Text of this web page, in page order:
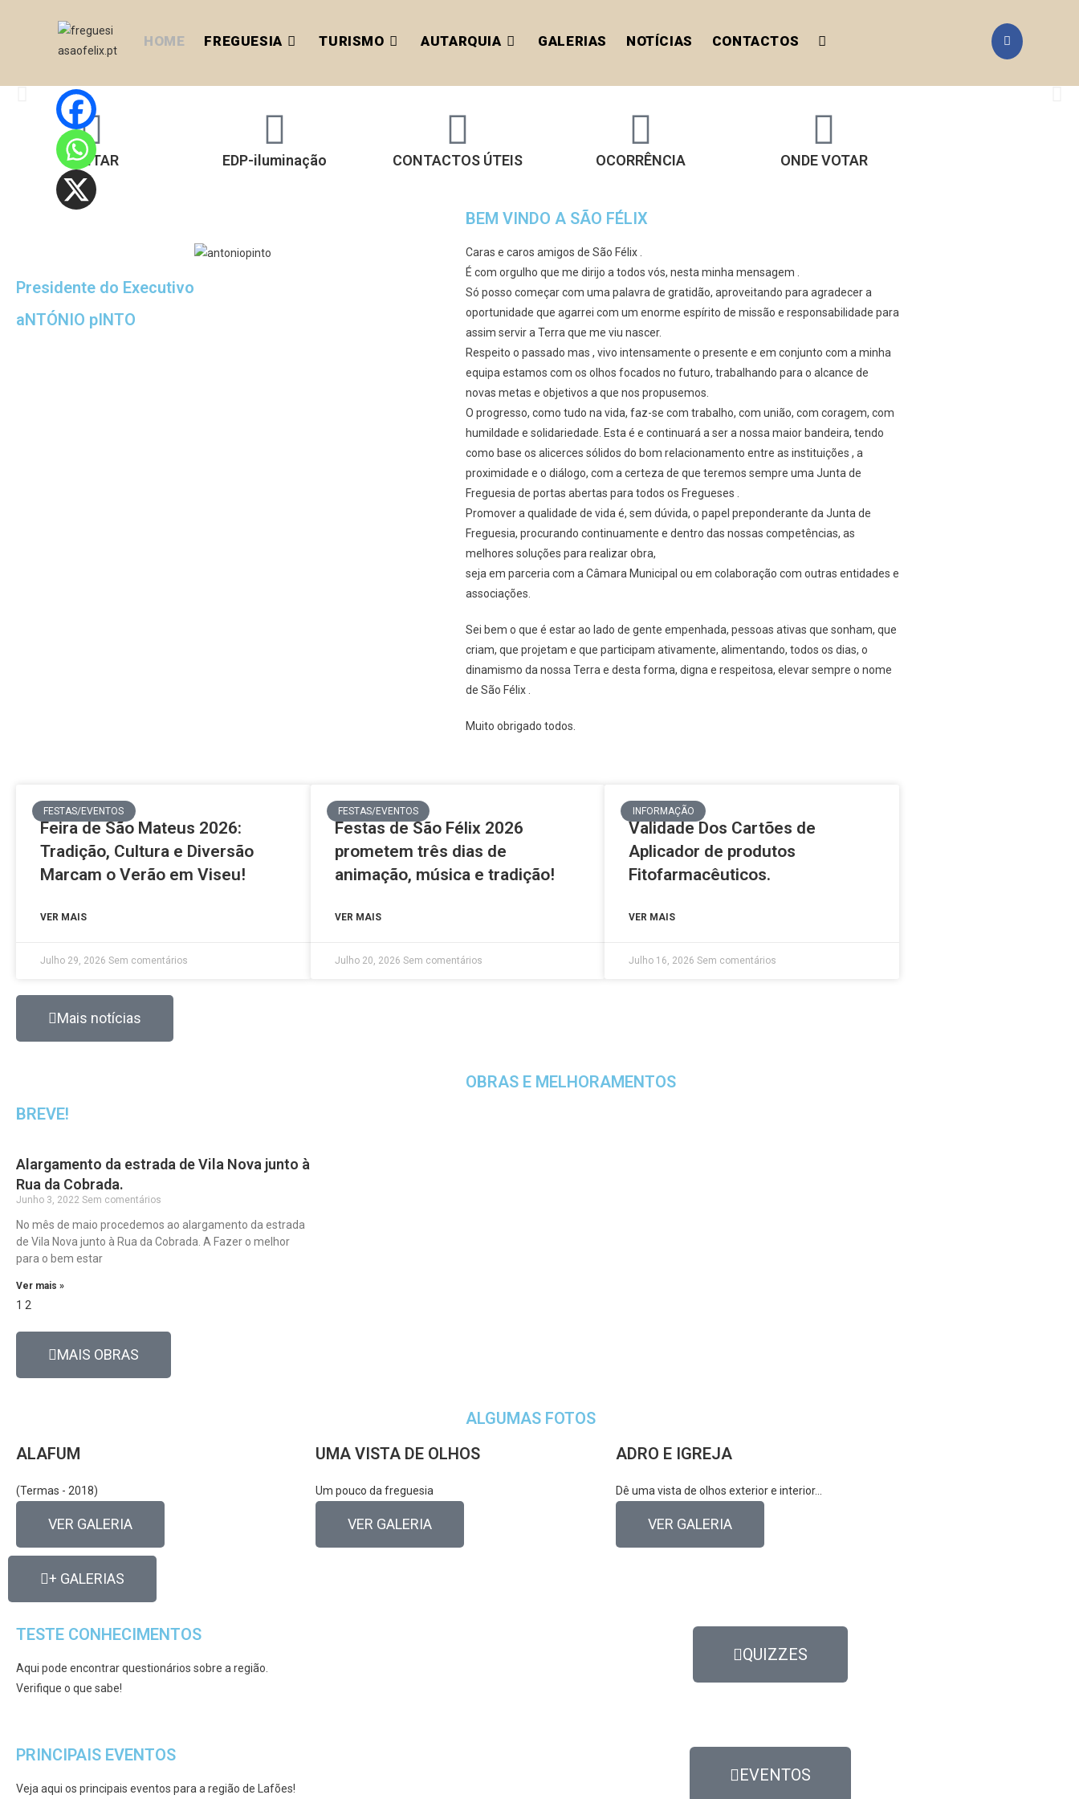
HOME FREGUESIA TURISMO AUTARQUIA GALERIAS NOTÍCIAS CONTACTOS
SÃO FÉLIX
S. Pedro do Sul
VISITAR EDP-iluminação CONTACTOS ÚTEIS OCORRÊNCIA ONDE VOTAR
BEM VINDO A SÃO FÉLIX
Presidente do Executivo
aNTÓNIO pINTO
Caras e caros amigos de São Félix .
É com orgulho que me dirijo a todos vós, nesta minha mensagem .
Só posso começar com uma palavra de gratidão, aproveitando para agradecer a
oportunidade que agarrei com um enorme espírito de missão e responsabilidade para
assim servir a Terra que me viu nascer.
Respeito o passado mas , vivo intensamente o presente e em conjunto com a minha
equipa estamos com os olhos focados no futuro, trabalhando para o alcance de
novas metas e objetivos a que nos propusemos.
O progresso, como tudo na vida, faz-se com trabalho, com união, com coragem, com
humildade e solidariedade. Esta é e continuará a ser a nossa maior bandeira, tendo
como base os alicerces sólidos do bom relacionamento entre as instituições , a
proximidade e o diálogo, com a certeza de que teremos sempre uma Junta de
Freguesia de portas abertas para todos os Fregueses .
Promover a qualidade de vida é, sem dúvida, o papel preponderante da Junta de
Freguesia, procurando continuamente e dentro das nossas competências, as
melhores soluções para realizar obra,
seja em parceria com a Câmara Municipal ou em colaboração com outras entidades e
associações.
Sei bem o que é estar ao lado de gente empenhada, pessoas ativas que sonham, que
criam, que projetam e que participam ativamente, alimentando, todos os dias, o
dinamismo da nossa Terra e desta forma, digna e respeitosa, elevar sempre o nome
de São Félix .
Muito obrigado todos.
FESTAS/EVENTOS
Feira de São Mateus 2026:
Tradição, Cultura e Diversão
Marcam o Verão em Viseu!
VER MAIS
Julho 29, 2026 Sem comentários
FESTAS/EVENTOS
Festas de São Félix 2026
prometem três dias de
animação, música e tradição!
VER MAIS
Julho 20, 2026 Sem comentários
INFORMAÇÃO
Validade Dos Cartões de
Aplicador de produtos
Fitofarmacêuticos.
VER MAIS
Julho 16, 2026Sem comentários
Mais notícias
OBRAS E MELHORAMENTOS
BREVE!
Alargamento da estrada de Vila Nova junto à
Rua da Cobrada.
Junho 3, 2022 Sem comentários
No mês de maio procedemos ao alargamento da estrada
de Vila Nova junto à Rua da Cobrada. A Fazer o melhor
para o bem estar
Ver mais »
1 2
MAIS OBRAS
ALGUMAS FOTOS
ALAFUM
(Termas - 2018)
VER GALERIA
UMA VISTA DE OLHOS
Um pouco da freguesia
VER GALERIA
ADRO E IGREJA
Dê uma vista de olhos exterior e interior...
VER GALERIA
+ GALERIAS
TESTE CONHECIMENTOS
Aqui pode encontrar questionários sobre a região.
Verifique o que sabe!
QUIZZES
PRINCIPAIS EVENTOS
Veja aqui os principais eventos para a região de Lafões!
EVENTOS